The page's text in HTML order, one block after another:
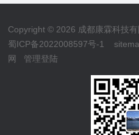
Copyright © 2026 成都康霖科技
蜀ICP备2022008597号-1
网
管理登陆